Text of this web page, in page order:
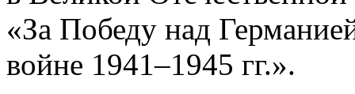
«За Победу над
войне 1941–1945 гг.».